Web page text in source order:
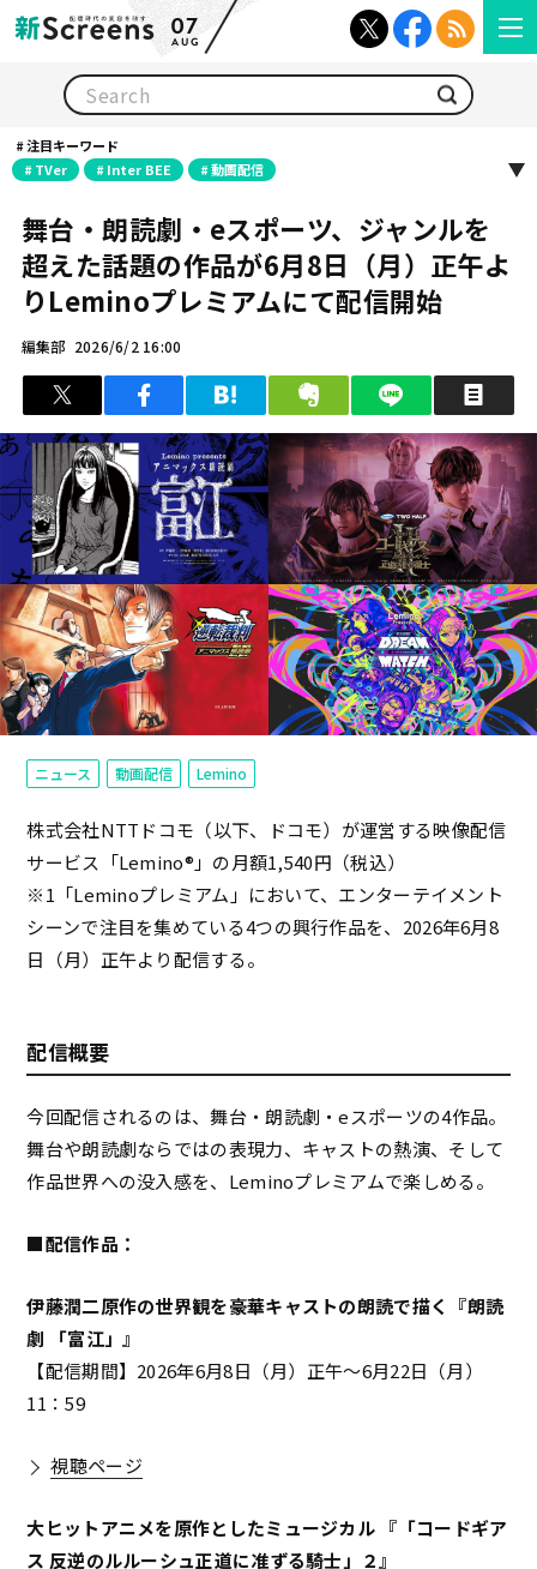
07
AUG
注目キーワード
TVer
Inter BEE 動画配信
舞台・朗読劇・eスポーツ、ジャンルを
超えた話題の作品が6月8日（月）正午よ
りLeminoプレミアムにて配信開始
編集部 2026/6/2 16:00
ツイート シェア はてブ クリップ LINEで送る
ニュース 動画配信 Lemino
株式会社NTTドコモ（以下、ドコモ）が運営する映像配信
サービス「Lemino®」の月額1,540円（税込）
※1「Leminoプレミアム」において、エンターテイメント
シーンで注目を集めている4つの興行作品を、2026年6月8
日（月）正午より配信する。
配信概要
今回配信されるのは、舞台・朗読劇・eスポーツの4作品。
舞台や朗読劇ならではの表現力、キャストの熱演、そして
作品世界への没入感を、Leminoプレミアムで楽しめる。
■配信作品：
伊藤潤二原作の世界観を豪華キャストの朗読で描く『朗読
劇 「富江」』
【配信期間】2026年6月8日（月）正午～6月22日（月）
11：59
視聴ページ
大ヒットアニメを原作としたミュージカル 『「コードギア
ス 反逆のルルーシュ正道に准ずる騎士」２』